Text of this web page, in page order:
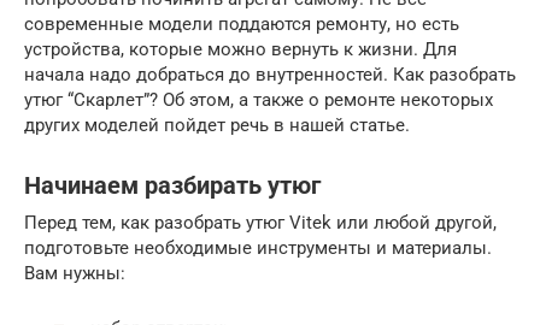
современные модели поддаются ремонту, но есть
устройства, которые можно вернуть к жизни. Для
начала надо добраться до внутренностей. Как разобрать
утюг “Скарлет”? Об этом, а также о ремонте некоторых
других моделей пойдет речь в нашей статье.
Начинаем разбирать утюг
Перед тем, как разобрать утюг Vitek или любой другой,
подготовьте необходимые инструменты и материалы.
Вам нужны: